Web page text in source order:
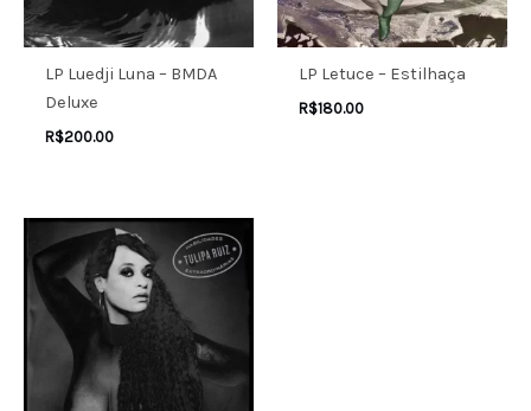
LP Luedji Luna – BMDA
Deluxe
R$200.00
LP Letuce – Estilhaça
R$180.00